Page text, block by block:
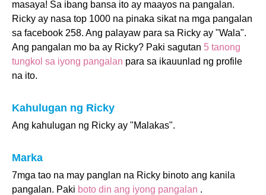
masaya! Sa ibang bansa ito ay maayos na pangalan.
Ricky ay nasa top 1000 na pinaka sikat na mga pangalan
sa facebook 258. Ang palayaw para sa Ricky ay "Wala".
Ang pangalan mo ba ay Ricky? Paki sagutan 5 tanong
tungkol sa iyong pangalan para sa ikauunlad ng profile
na ito.
Kahulugan ng Ricky
Ang kahulugan ng Ricky ay "Malakas".
Marka
7mga tao na may panglan na Ricky binoto ang kanila
pangalan. Paki boto din ang iyong pangalan .